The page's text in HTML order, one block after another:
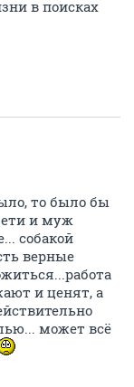
в поисках
то было бы
и муж
собакой
верные
и ценят, а
может всё